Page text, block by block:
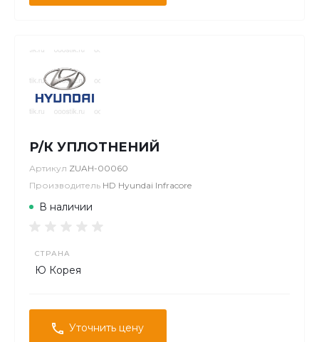
Р/К УПЛОТНЕНИЙ
Артикул ZUAH-00060
Производитель HD Hyundai Infracore
В наличии
СТРАНА
Ю Корея
Уточнить цену